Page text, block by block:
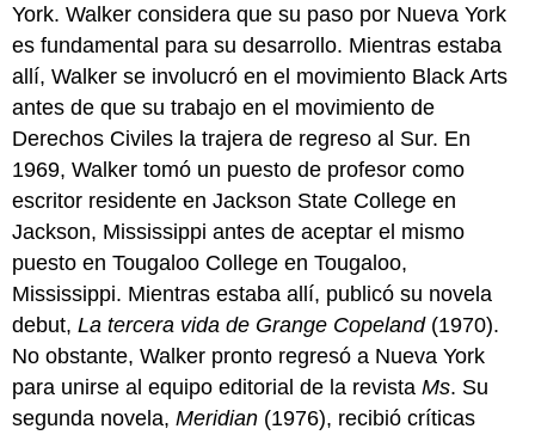
York. Walker considera que su paso por Nueva York
es fundamental para su desarrollo. Mientras estaba
allí, Walker se involucró en el movimiento Black Arts
antes de que su trabajo en el movimiento de
Derechos Civiles la trajera de regreso al Sur. En
1969, Walker tomó un puesto de profesor como
escritor residente en Jackson State College en
Jackson, Mississippi antes de aceptar el mismo
puesto en Tougaloo College en Tougaloo,
Mississippi. Mientras estaba allí, publicó su novela
debut,La tercera vida de Grange Copeland(1970).
No obstante, Walker pronto regresó a Nueva York
para unirse al equipo editorial de la revistaMs. Su
segunda novela,Meridian (1976), recibió críticas